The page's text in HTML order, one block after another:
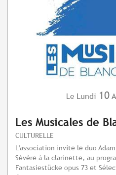
Le Lundi 10
Les Musicales de
CULTURELLE
L'association invite le duo
Sévère à la clarinette, au
Fantasiestücke opus 73 et